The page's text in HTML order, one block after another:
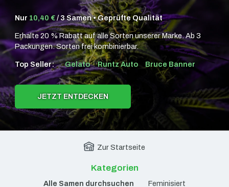
Nur 10,40 €/ 3 Samen • Geprüfte Qualität
Erhalte 20 % Rabatt auf alle Sorten unserer Marke. Ab 3
Packungen. Sorten frei kombinierbar.
Top Seller: Gelato Runtz Auto Bruce Banner
JETZT ENTDECKEN
Zur Startseite
Kategorien
Alle Samen durchsuchen
Feminisiert